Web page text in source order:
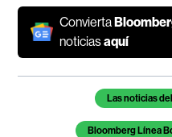
Convierta
noticiasaquí
Temas de este artículo
Las noticias
Bloomberg Línea